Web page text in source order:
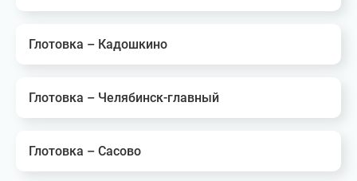
Глотовка – Кадошкино
Глотовка – Челябинск-главный
Глотовка – Сасово